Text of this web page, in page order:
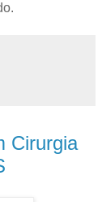
Cirurgia